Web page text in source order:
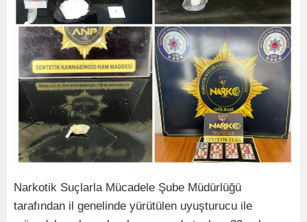
Narkotik Suçlarla Mücadele Şube Müdürlüğü
tarafından il genelinde yürütülen uyuşturucu ile